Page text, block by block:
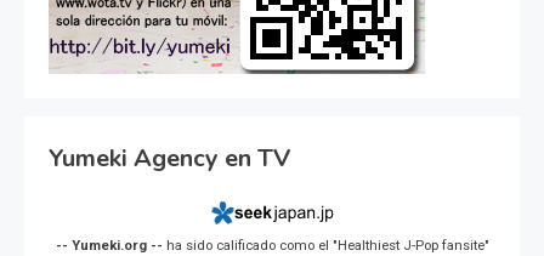
Yumeki Agency en TV
-- Yumeki.org -- ha sido calificado como el "Healthiest J-Pop fansite"